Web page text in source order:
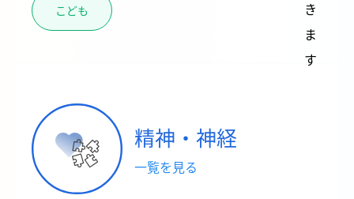
こども
精神・神経
一覧を見る